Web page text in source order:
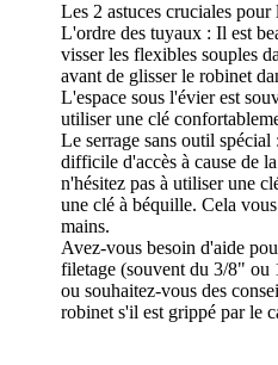
Les 2 astuces cruciales
L'ordre des tuyaux : Il est
visser les flexibles souples
avant de glisser le robinet
L'espace sous l'évier est
utiliser une clé
Le serrage sans outil
difficile d'accès à cause de
n'hésitez pas à utiliser une
une clé à béquille. Cela
mains.
Avez-vous besoin d'aide
filetage (souvent du 3/8" ou
ou souhaitez-vous des
robinet s'il est grippé par le